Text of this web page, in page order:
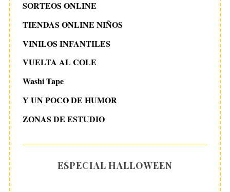
SORTEOS ONLINE
TIENDAS ONLINE NIÑOS
VINILOS INFANTILES
VUELTA AL COLE
Washi Tape
Y UN POCO DE HUMOR
ZONAS DE ESTUDIO
ESPECIAL HALLOWEEN